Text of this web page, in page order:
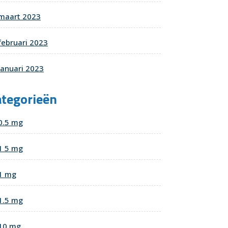
2023
2023
2023
mg
5 mg
mg
mg
mg